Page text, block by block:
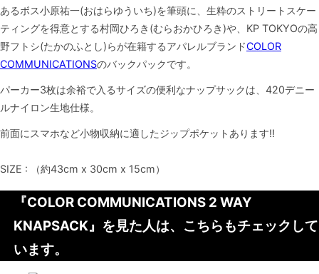
あるボス小原祐一(おはらゆういち)を筆頭に、生粋のストリートスケー
ティングを得意とする村岡ひろき(むらおかひろき)や、KP TOKYOの高
野フトシ(たかのふとし)らが在籍するアパレルブランドCOLOR
COMMUNICATIONSのバックパックです。
パーカー3枚は余裕で入るサイズの便利なナップサックは、420デニー
ルナイロン生地仕様。
前面にスマホなど小物収納に適したジップポケットあります!!
SIZE : （約43cm x 30cm x 15cm）
『COLOR COMMUNICATIONS 2 WAY
KNAPSACK』を見た人は、こちらもチェックして
います。